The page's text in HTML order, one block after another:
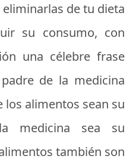
de tu dieta
su consumo, con
una célebre frase
de la medicina
los alimentos sean su
medicina sea su
también son